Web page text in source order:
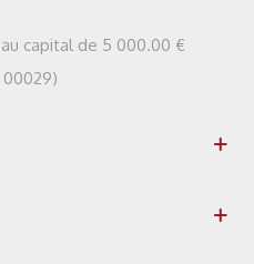
capital de 5 000.00 €
00029)